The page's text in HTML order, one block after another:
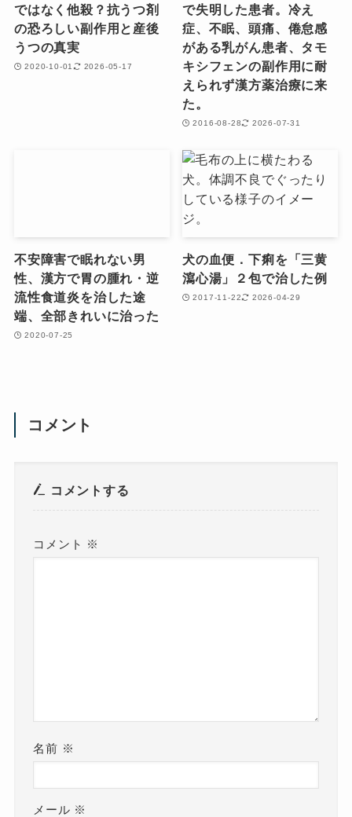
ではなく他殺？抗うつ剤
の恐ろしい副作用と産後
うつの真実
2020-10-01 2026-05-17
で失明した患者。冷え
症、不眠、頭痛、倦怠感
がある乳がん患者、タモ
キシフェンの副作用に耐
えられず漢方薬治療に来
た。
2016-08-28 2026-07-31
不安障害で眠れない男
性、漢方で胃の腫れ・逆
流性食道炎を治した途
端、全部きれいに治った
2020-07-25
犬の血便．下痢を「三黄
瀉心湯」２包で治した例
2017-11-22 2026-04-29
コメント
コメントする
コメント ※
名前 ※
メール ※